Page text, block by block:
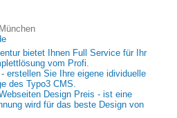
bietet Ihnen Full Service für Ihr
vom Profi.
erstellen Sie Ihre eigene idividuelle
des Typo3 CMS.
Design Preis - ist eine
wird für das beste Design von